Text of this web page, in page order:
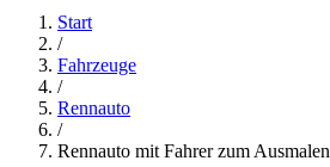
Start
/
Fahrzeuge
/
Rennauto
/
Rennauto mit Fahrer zum Ausmalen